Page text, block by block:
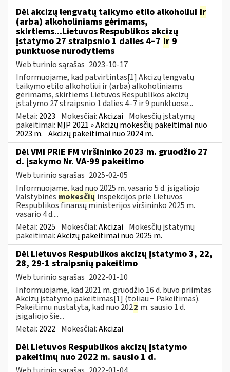
Dėl akcizų lengvatų taikymo etilo alkoholiui ir
(arba) alkoholiniams gėrimams,
skirtiems...Lietuvos Respublikos akcizų
įstatymo 27 straipsnio 1 dalies 4–7 ir 9
punktuose nurodytiems
Web turinio sąrašas 2023-10-17
Informuojame, kad patvirtintas[1] Akcizų lengvatų
taikymo etilo alkoholiui ir (arba) alkoholiniams
gėrimams, skirtiems Lietuvos Respublikos akcizų
įstatymo 27 straipsnio 1 dalies 4–7 ir 9 punktuose...
Metai: 2023 Mokesčiai:Akcizai Mokesčių įstatymų
pakeitimai: MĮP 2021 » Akcizų mokesčių pakeitimai nuo
2023 m. Akcizų pakeitimai nuo 2024 m.
Dėl VMI PRIE FM viršininko 2023 m. gruodžio 27
d. įsakymo Nr. VA-99 pakeitimo
Web turinio sąrašas 2025-02-05
Informuojame, kad nuo 2025 m. vasario 5 d. įsigaliojo
Valstybinės mokesčių inspekcijos prie Lietuvos
Respublikos finansų ministerijos viršininko 2025 m.
vasario 4 d....
Metai: 2025 Mokesčiai:Akcizai Mokesčių įstatymų
pakeitimai:Akcizų pakeitimai nuo 2025 m.
Dėl Lietuvos Respublikos akcizų įstatymo 3, 22,
28, 29-1 straipsnių pakeitimo
Web turinio sąrašas 2022-01-10
Informuojame, kad 2021 m. gruodžio 16 d. buvo priimtas
Akcizų įstatymo pakeitimas[1] (toliau − Pakeitimas).
Pakeitimu nustatyta, kad nuo 2022 m. sausio 1 d.
įsigaliojo šie...
Metai: 2022 Mokesčiai:Akcizai
Dėl Lietuvos Respublikos akcizų įstatymo
pakeitimų nuo 2022 m. sausio 1 d.